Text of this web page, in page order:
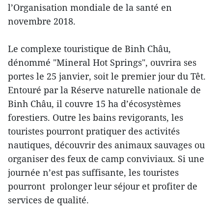
l’Organisation mondiale de la santé en
novembre 2018.
Le complexe touristique de Binh Châu,
dénommé "Mineral Hot Springs", ouvrira ses
portes le 25 janvier, soit le premier jour du Têt.
Entouré par la Réserve naturelle nationale de
Binh Châu, il couvre 15 ha d’écosystèmes
forestiers. Outre les bains revigorants, les
touristes pourront pratiquer des activités
nautiques, découvrir des animaux sauvages ou
organiser des feux de camp conviviaux. Si une
journée n’est pas suffisante, les touristes
pourront prolonger leur séjour et profiter de
services de qualité.